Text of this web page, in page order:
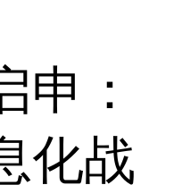
：
化战